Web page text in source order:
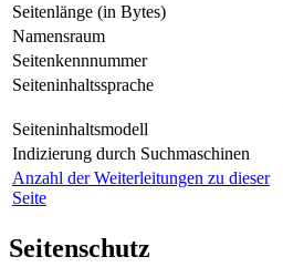
Seitenlänge (in Bytes)
Namensraum
Seitenkennnummer
Seiteninhaltssprache
Seiteninhaltsmodell
Indizierung durch Suchmaschinen
Anzahl der Weiterleitungen zu dieser
Seite
Seitenschutz